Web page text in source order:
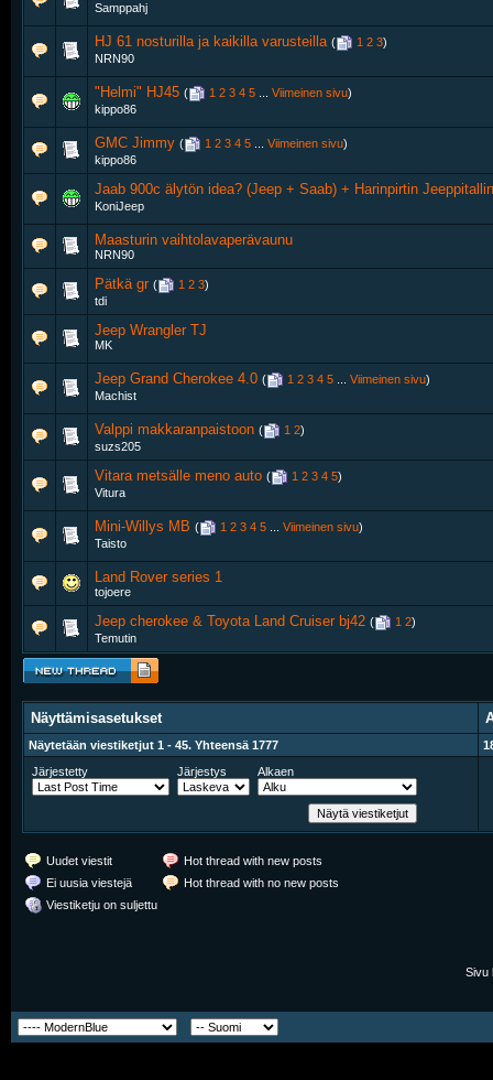
Samppahj
HJ 61 nosturilla ja kaikilla varusteilla‎ ( 1 2 3)
NRN90
"Helmi" HJ45 ( 1 2 3 4 5 Viimeinen sivu)
kippo86
GMC Jimmy ( 1 2 3 4 5 Viimeinen sivu)
kippo86
Jaab 900c älytön idea? (Jeep + Saab) + Harinpirtin
KoniJeep
Maasturin vaihtolavaperävaunu
NRN90
Pätkä gr ( 1 2 3)
tdi
Jeep Wrangler TJ
MK
Jeep Grand Cherokee 4.0 ( 1 2 3 4 5 Viimeinen sivu)
Machist
Valppi makkaranpaistoon ( 1 2)
suzs205
Vitara metsälle meno auto ( 1 2 3 4 5)
Vitura
Mini-Willys MB ( 1 2 3 4 5 Viimeinen sivu)
Taisto
Land Rover series 1
tojoere
Jeep cherokee & Toyota Land Cruiser bj42 ( 1 2)
Temutin
Näyttämisasetukset
Näytetään viestiketjut 1 - 45. Yhteensä 1777
Järjestetty
Järjestys Alkaen
Uudet viestit
Hot thread with new posts
Ei uusia viestejä
Hot thread with no new posts
Viestiketju on suljettu
Sivu